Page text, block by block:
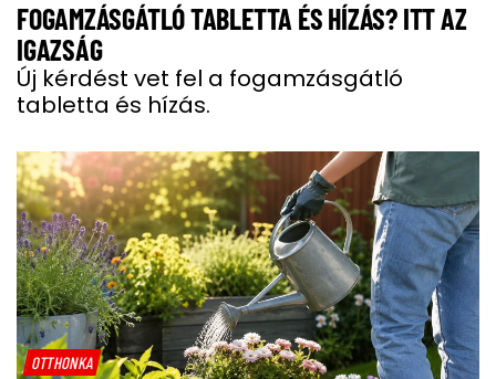
FOGAMZÁSGÁTLÓ TABLETTA ÉS HÍZÁS? ITT AZ
IGAZSÁG
Új kérdést vet fel a fogamzásgátló
tabletta és hízás.
OTTHONKA